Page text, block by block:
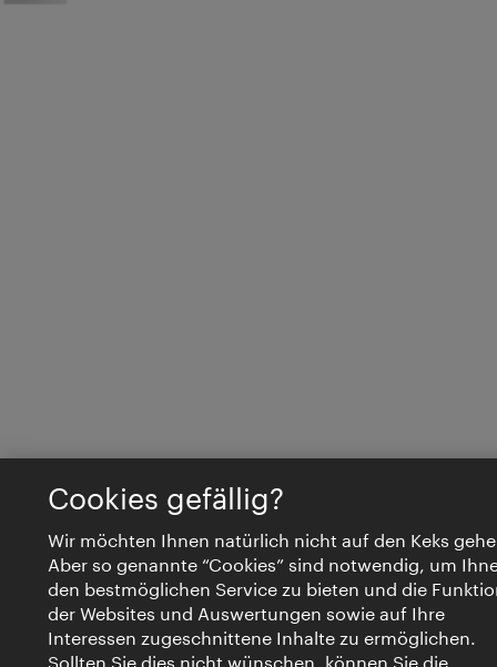
Cookies gefällig?
Wir möchten Ihnen natürlich nicht auf den Keks
Aber so genannte “Cookies” sind notwendig, um
den bestmöglichen Service zu bieten und die
der Websites und Auswertungen sowie auf Ihre
Interessen zugeschnittene Inhalte zu ermöglichen.
Sollten Sie dies nicht wünschen, können Sie die